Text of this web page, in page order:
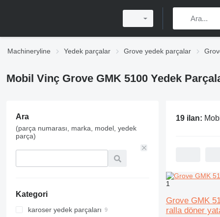
Machineryline Yedek parçalar Grove yedek parçalar
Mobil Vinç Grove GMK 5100 Yedek
Ara
(parça numarası, marka, model, yedek
parça)
Kategori
karoser yedek parçaları
19 ilan: Mobil
1
Grove GMK
ralla döner